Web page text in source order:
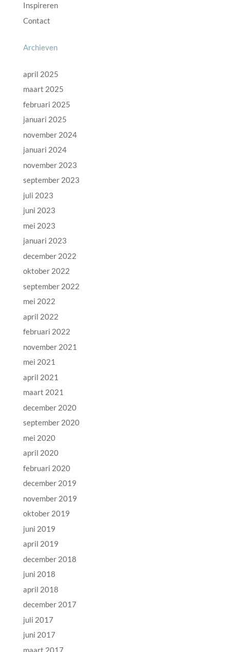
Inspireren
Contact
Archieven
april 2025
maart 2025
februari 2025
januari 2025
november 2024
januari 2024
november 2023
september 2023
juli 2023
juni 2023
mei 2023
januari 2023
december 2022
oktober 2022
september 2022
mei 2022
april 2022
februari 2022
november 2021
mei 2021
april 2021
maart 2021
december 2020
september 2020
mei 2020
april 2020
februari 2020
december 2019
november 2019
oktober 2019
juni 2019
april 2019
december 2018
juni 2018
april 2018
december 2017
juli 2017
juni 2017
maart 2017